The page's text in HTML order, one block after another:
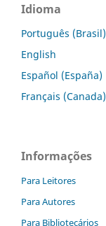
Idioma
Português (Brasil)
English
Español (España)
Français (Canada)
Informações
Para Leitores
Para Autores
Para Bibliotecários